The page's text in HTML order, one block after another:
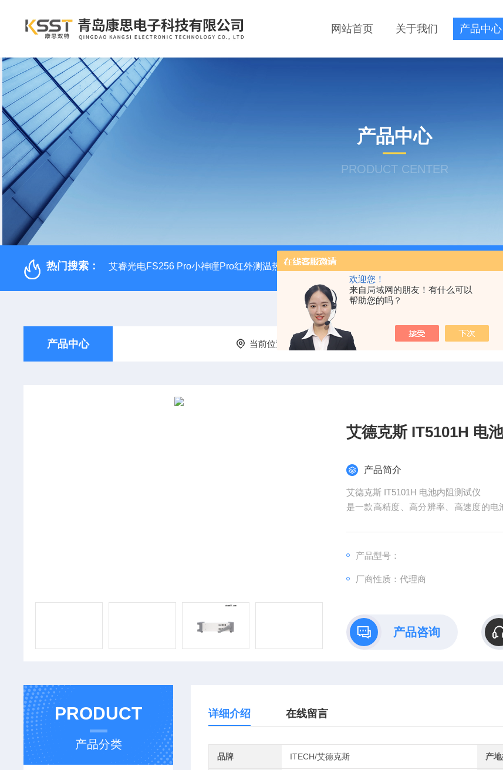
欢迎您！
来自局域网的朋友！有什么可以
帮助您的吗？
网站首页 关于我们 产品中心
产品中心
PRODUCT CENTER
热门搜索： 艾睿光电FS256 Pro小神瞳Pro红外测温热像仪 固纬 AFG-2225 双通道任意波信号发生器
产品中心 当前位置： 产品中心 艾德克斯ITECH其他仪器
艾德克
产品简介
艾德克斯 IT5101H 电池内阻测试仪
是一款高精度、高分辨率、高速度的
的检测和分拣。
产品型号：
厂商性质：代理商
产品咨询
PRODUCT
产品分类
详细介绍 在线留言
品牌 ITECH/艾德克斯 产地